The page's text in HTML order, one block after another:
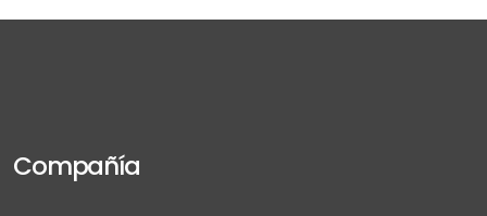
Compañía